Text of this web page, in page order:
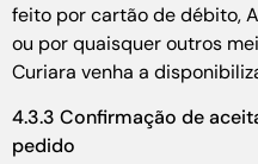
feito por cartão de débito,
ou por quaisquer outros
Curiara venha a
4.3.3 Confirmação de
pedido